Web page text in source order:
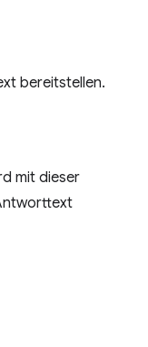
bereitstellen.
mit dieser